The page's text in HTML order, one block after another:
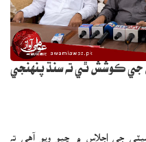
جي ڪوشش ٿي ته سنڌ پنهنجي
جي اجلاس ۾ چيو ويو آهي ته